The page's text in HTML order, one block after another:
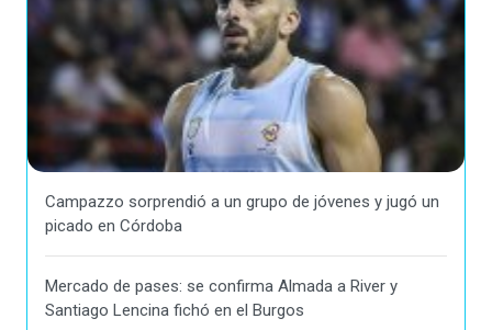
Campazzo sorprendió a un grupo de jóvenes y jugó un
picado en Córdoba
Mercado de pases: se confirma Almada a River y
Santiago Lencina fichó en el Burgos